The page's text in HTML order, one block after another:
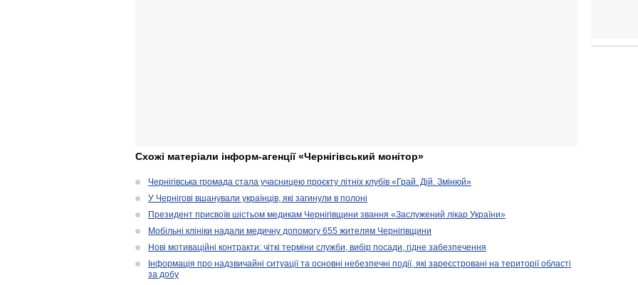
Схожі матеріали інформ-агенції «Чернігівський монітор»
Чернігівська громада стала учасницею проєкту літніх клубів «Грай. Дій. Змінюй»
У Чернігові вшанували українців, які загинули в полоні
Президент присвоїв шістьом медикам Чернігівщини звання «Заслужений лікар України»
Мобільні клініки надали медичну допомогу 655 жителям Чернігівщини
Нові мотиваційні контракти: чіткі терміни служби, вибір посади, гідне забезпечення
Інформація про надзвичайні ситуації та основні небезпечні події, які зареєстровані на території області
за добу